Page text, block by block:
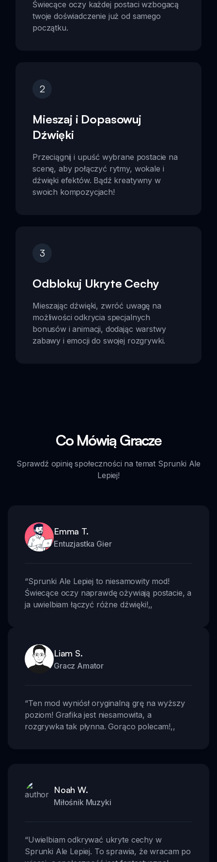
Świecące oczy każdej postaci wzbogacą
twoje doświadczenie już od samego
początku.
2
Mieszaj i Dopasowuj
Dźwięki
Przeciągnij i upuść wybrane postacie na
scenę, aby połączyć rytmy, wokale i
dźwięki efektów. Bądź kreatywny w
swoich kompozycjach!
3
Odblokuj Ukryte Cechy
Mieszając dźwięki, zwróć uwagę na
możliwości odkrycia specjalnych
bonusów i animacji, dodając warstwy
zabawy i emocji do swojej rozgrywki.
Co Mówią Gracze
Sprawdź opinię społeczności na temat Sprunki Ale
Lepiej!
Emma T.
Entuzjastka Gier
“Sprunki Ale Lepiej to niesamowity mod!
Świecące oczy naprawdę ożywiają postacie, a
ja uwielbiam łączyć różne dźwięki!,,
Liam S.
Gracz Amator
“Ten mod wyniósł oryginalną grę na wyższy
poziom! Grafika jest niesamowita, a
rozgrywka tak płynna. Gorąco polecam!,,
Noah W.
Miłośnik Muzyki
“Uwielbiam odkrywać ukryte cechy w
Sprunki Ale Lepiej. To sprawia, że wracam po